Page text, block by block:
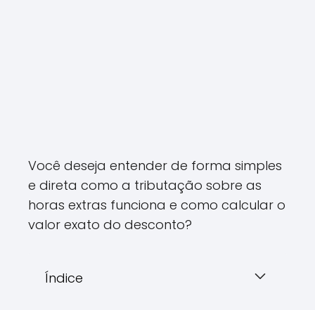
Você deseja entender de forma simples
e direta como a tributação sobre as
horas extras funciona e como calcular o
valor exato do desconto?
Índice